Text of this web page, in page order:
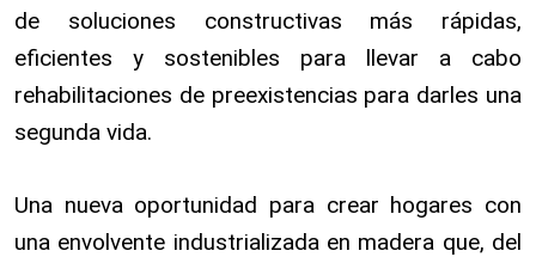
de soluciones constructivas más rápidas,
eficientes y sostenibles para llevar a cabo
rehabilitaciones de preexistencias para darles una
segunda vida.
Una nueva oportunidad para crear hogares con
una envolvente industrializada en madera que, del